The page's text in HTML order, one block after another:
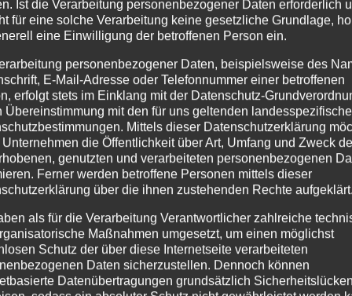
Forum lädt ein zu einem Abend zum Mitmachen,
Gesangbuchs zu entdecken.
Oktober 2024, 19.00 Uhr Marktkirche
Ist die Verarbeitung personenbezogener Daten erforderlich
für eine solche Verarbeitung keine gesetzliche Grundlage,
eine Einwilligung der betroffenen Person ein.
personenbezogener Daten, beispielsweise des
E-Mail-Adresse oder Telefonnummer einer betroffenen
erfolgt stets im Einklang mit der Datenschutz-
Übereinstimmung mit den für uns geltenden
Mittels dieser Datenschutzerklärung
Unternehmen die Öffentlichkeit über Art, Umfang und Zweck
genutzten und verarbeiteten personenbezogenen
Ferner werden betroffene Personen mittels dieser
über die ihnen zustehenden Rechte aufgeklärt.
als für die Verarbeitung Verantwortlicher zahlreiche
Maßnahmen umgesetzt, um einen möglichst
Schutz der über diese Internetseite verarbeiteten
Daten sicherzustellen. Dennoch können
Datenübertragungen grundsätzlich